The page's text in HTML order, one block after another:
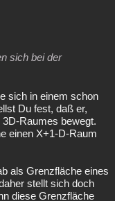
sich bei der
sich in einem schon
Du fest, daß er,
Raumes bewegt.
einen X+1-D-Raum
als Grenzfläche eines
stellt sich doch
diese Grenzfläche